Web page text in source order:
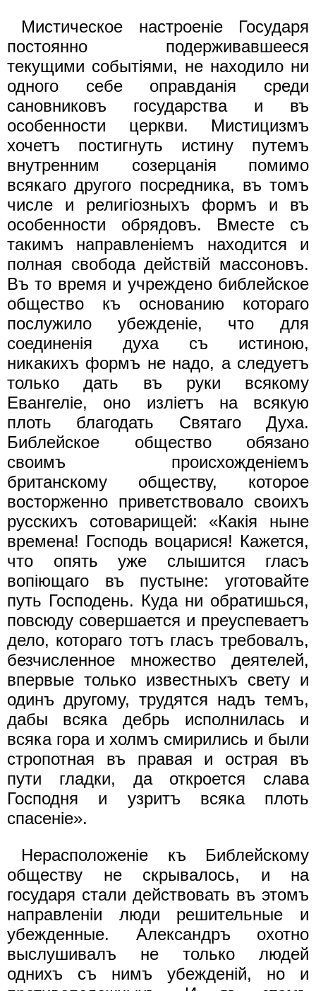
Мистическое настроенiе Государя
постоянно подерживавшееся
текущими событiями, не находило ни
одного себе оправданiя среди
сановниковъ государства и въ
особенности церкви. Мистицизмъ
хочетъ постигнуть истину путемъ
внутренним созерцанiя помимо
всякаго другого посредника, въ томъ
числе и религiозныхъ формъ и въ
особенности обрядовъ. Вместе съ
такимъ направленiемъ находится и
полная свобода действiй массоновъ.
Въ то время и учреждено библейское
общество къ основанию котораго
послужило убежденiе, что для
соединенiя духа съ истиною,
никакихъ формъ не надо, а следуетъ
только дать въ руки всякому
Евангелiе, оно излiетъ на всякую
плоть благодать Святаго Духа.
Библейское общество обязано
своимъ происхожденiемъ
британскому обществу, которое
восторженно приветствовало своихъ
русскихъ сотоварищей: «Какiя ныне
времена! Господь воцарися! Кажется,
что опять уже слышится гласъ
вопiющаго въ пустыне: уготовайте
путь Господень. Куда ни обратишься,
повсюду совершается и преуспеваетъ
дело, котораго тотъ гласъ требовалъ,
безчисленное множество деятелей,
впервые только известныхъ свету и
одинъ другому, трудятся надъ темъ,
дабы всяка дебрь исполнилась и
всяка гора и холмъ смирились и были
стропотная въ правая и острая въ
пути гладки, да откроется слава
Господня и узритъ всяка плоть
спасенiе».
Нерасположенiе къ Библейскому
обществу не скрывалось, и на
государя стали действовать въ этомъ
направленiи люди решительные и
убежденные. Александръ охотно
выслушивалъ не только людей
однихъ съ нимъ убежденiй, но и